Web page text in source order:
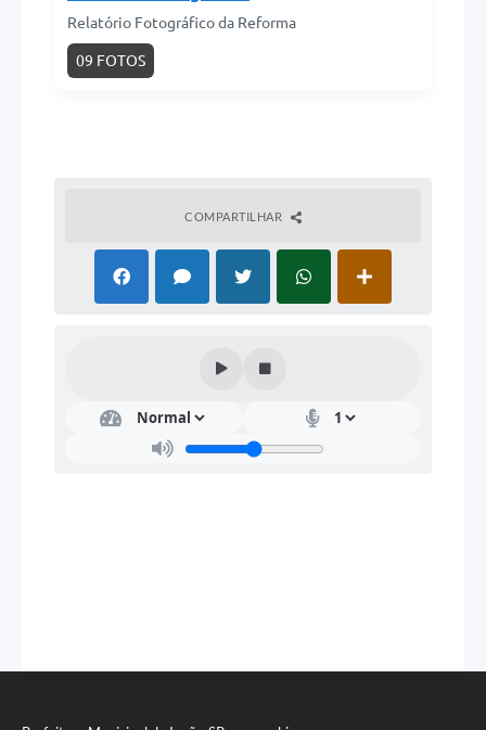
Relatório Fotográfico da Reforma
09 FOTOS
COMPARTILHAR